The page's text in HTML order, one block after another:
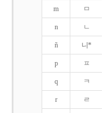
m ㅁ
n ㄴ
ñ 니*
p ㅍ
q ㅋ
r ㄹ